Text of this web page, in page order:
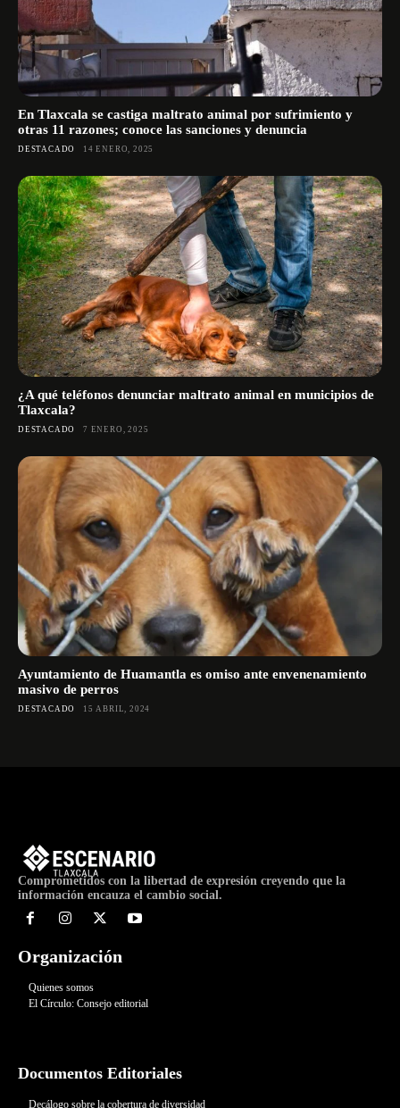
En Tlaxcala se castiga maltrato animal por sufrimiento y
otras 11 razones; conoce las sanciones y denuncia
DESTACADO 14 ENERO, 2025
¿A qué teléfonos denunciar maltrato animal en municipios de
Tlaxcala?
DESTACADO 7 ENERO, 2025
Ayuntamiento de Huamantla es omiso ante envenenamiento
masivo de perros
DESTACADO 15 ABRIL, 2024
Comprometidos con la libertad de expresión creyendo que la
información encauza el cambio social.
Organización
Quienes somos
El Círculo: Consejo editorial
Documentos Editoriales
Decálogo sobre la cobertura de diversidad